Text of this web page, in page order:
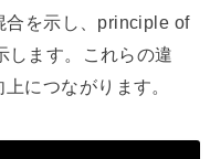
合を示し、principle of
します。これらの違
につながります。